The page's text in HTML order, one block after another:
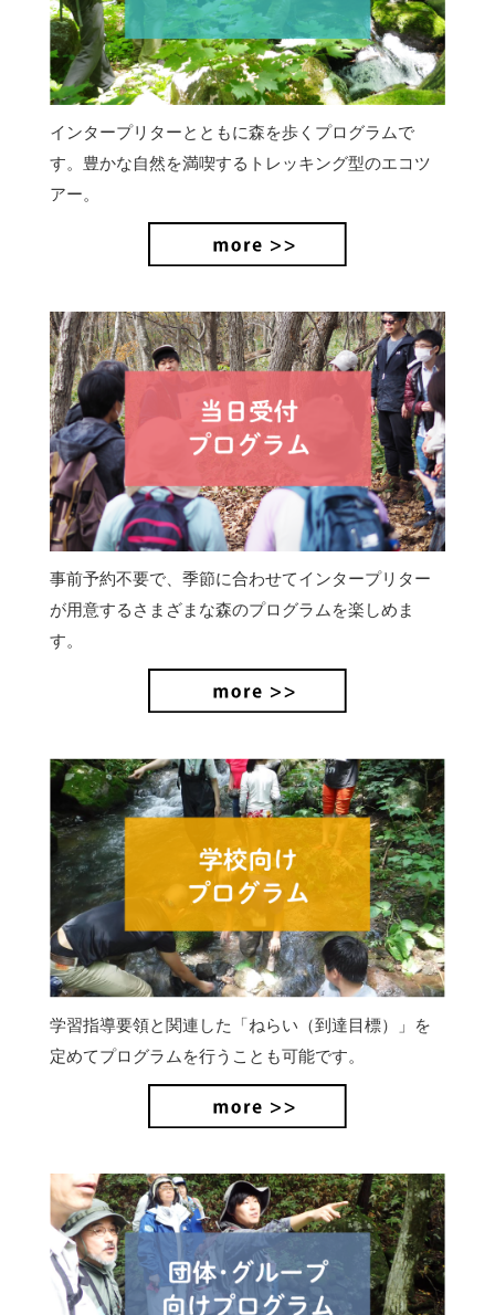
インタープリターとともに森を歩くプログラムで
す。豊かな自然を満喫するトレッキング型のエコツ
アー。
事前予約不要で、季節に合わせてインタープリター
が用意するさまざまな森のプログラムを楽しめま
す。
学習指導要領と関連した「ねらい（到達目標）」を
定めてプログラムを行うことも可能です。